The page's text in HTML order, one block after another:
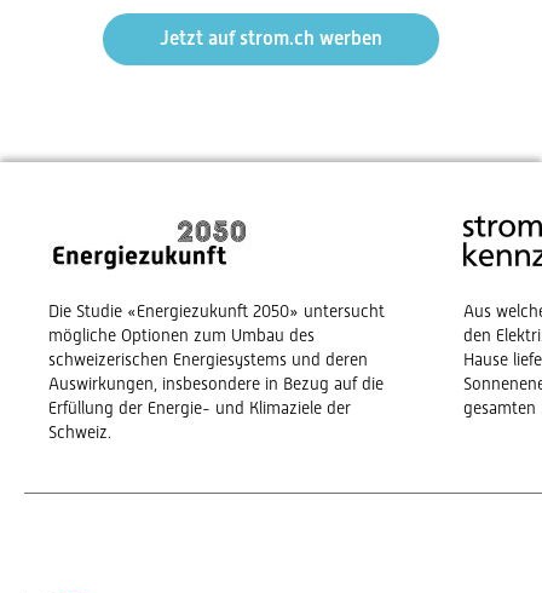
Jetzt auf strom.ch werben
Die Studie «Energiezukunft 2050» untersucht
mögliche Optionen zum Umbau des
schweizerischen Energiesystems und deren
Auswirkungen, insbesondere in Bezug auf die
Erfüllung der Energie- und Klimaziele der
Schweiz.
Aus
den
Hause
gesamten